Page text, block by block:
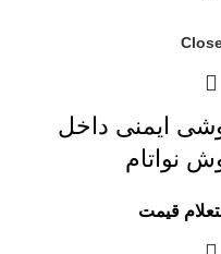
ایمنی داخل
نواتام
قیمت